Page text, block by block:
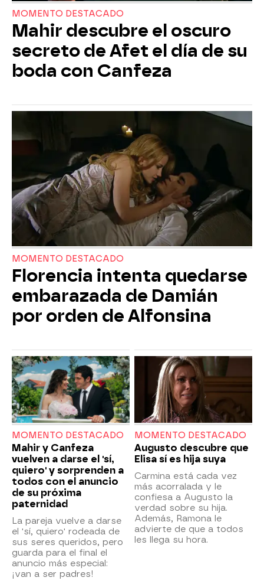
MOMENTO DESTACADO
Mahir descubre el oscuro
secreto de Afet el día de su
boda con Canfeza
MOMENTO DESTACADO
Florencia intenta quedarse
embarazada de Damián
por orden de Alfonsina
MOMENTO DESTACADO
Mahir y Canfeza
vuelven a darse el 'sí,
quiero' y sorprenden a
todos con el anuncio
de su próxima
paternidad
La pareja vuelve a darse
el 'sí, quiero' rodeada de
sus seres queridos, pero
guarda para el final el
anuncio más especial:
¡van a ser padres!
MOMENTO DESTACADO
Augusto descubre que
Elisa sí es hija suya
Carmina está cada vez
más acorralada y le
confiesa a Augusto la
verdad sobre su hija.
Además, Ramona le
advierte de que a todos
les llega su hora.